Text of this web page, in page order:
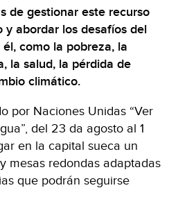
de gestionar este recurso
y abordar los desafíos del
como la pobreza, la
la salud, la pérdida de
climático.
por Naciones Unidas “Ver
del 23 da agosto al 1
en la capital sueca un
mesas redondas adaptadas
que podrán seguirse